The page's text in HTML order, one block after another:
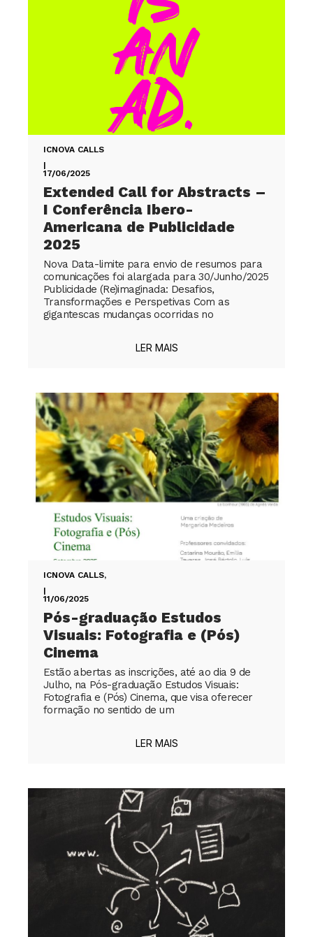
ICNOVA CALLS
|
17/06/2025
Extended Call for Abstracts –
I Conferência Ibero-
Americana de Publicidade
2025
Nova Data-limite para envio de resumos para
comunicações foi alargada para 30/Junho/2025
Publicidade (Re)imaginada: Desafios,
Transformações e Perspetivas Com as
gigantescas mudanças ocorridas no
LER MAIS
ICNOVA CALLS,
|
11/06/2025
Pós-graduação Estudos
Visuais: Fotografia e (Pós)
Cinema
Estão abertas as inscrições, até ao dia 9 de
Julho, na Pós-graduação Estudos Visuais:
Fotografia e (Pós) Cinema, que visa oferecer
formação no sentido de um
LER MAIS